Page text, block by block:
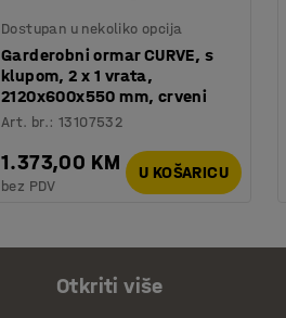
Dostupan u nekoliko opcija
Garderobni ormar CURVE, s
klupom, 2 x 1 vrata,
2120x600x550 mm, crveni
Art. br.:13107532
1.373,00 KM
bez PDV
U KOŠARICU
Otkriti više